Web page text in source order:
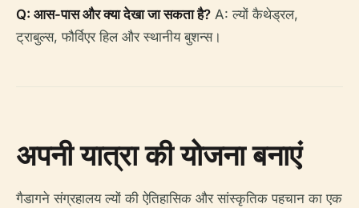
Q: आस-पास और क्या देखा जा सकता है? A: ल्यों कैथेड्रल,
ट्राबुल्स, फौर्विएर हिल और स्थानीय बुशन्स।
अपनी यात्रा की योजना बनाएं
गैडागने संग्रहालय ल्यों की ऐतिहासिक और सांस्कृतिक पहचान का एक